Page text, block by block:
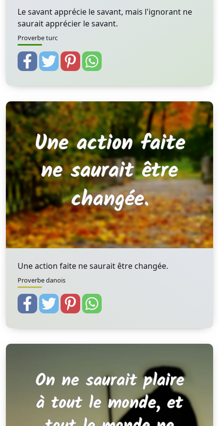
Le savant apprécie le savant, mais l'ignorant ne
saurait apprécier le savant.
Proverbe turc
Une action faite ne saurait être changée.
Proverbe danois